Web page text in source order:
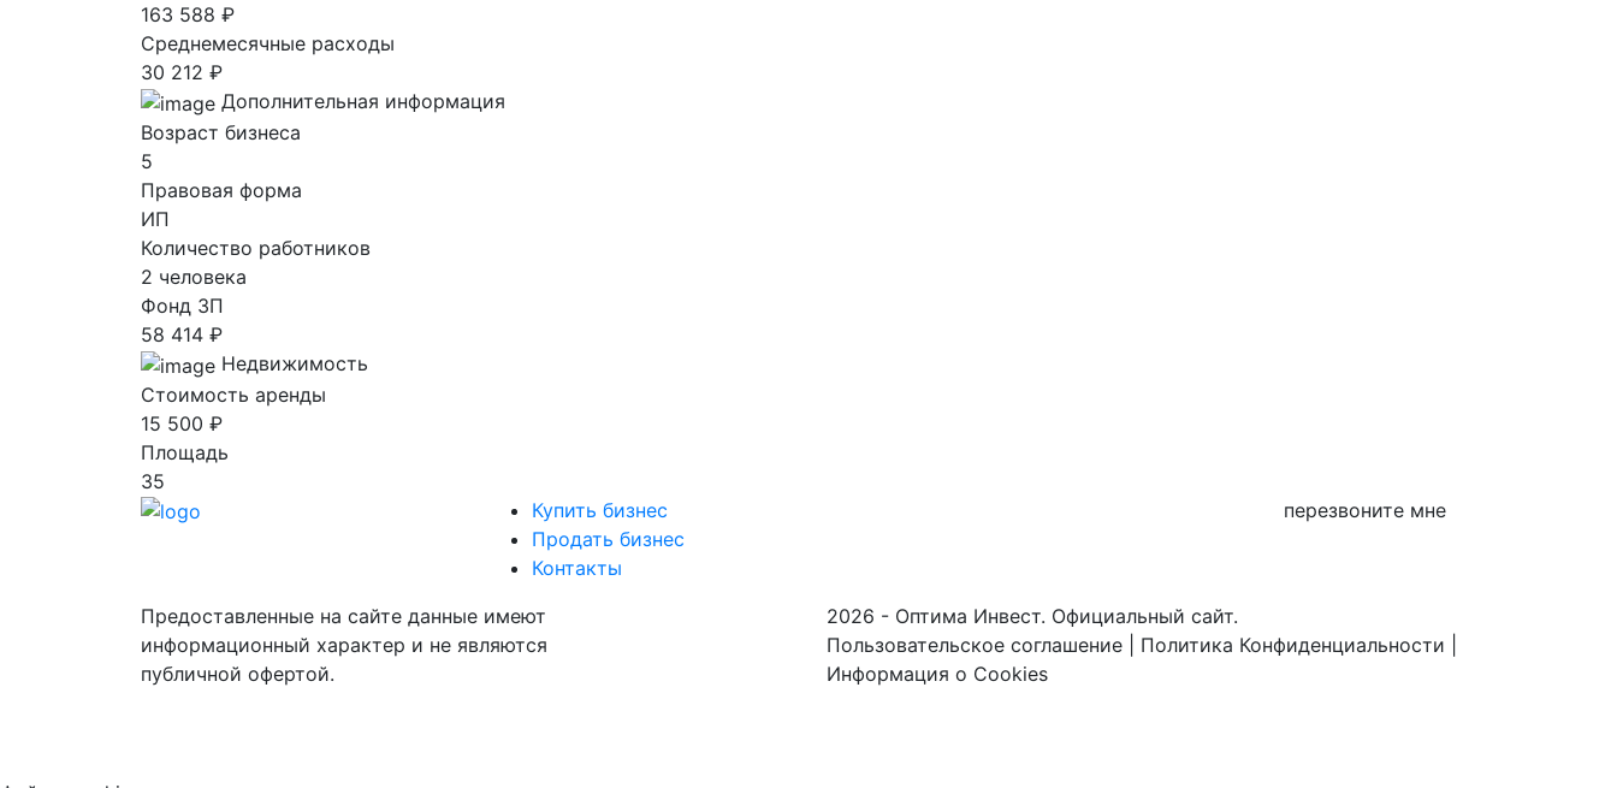
163 588 ₽
Среднемесячные расходы
30 212 ₽
Дополнительная информация
Возраст бизнеса
5
Правовая форма
ИП
Количество работников
2 человека
Фонд ЗП
58 414 ₽
Недвижимость
Стоимость аренды
15 500 ₽
Площадь
35
Купить бизнес
Продать бизнес
Контакты
перезвоните мне
Предоставленные на сайте данные имеют
информационный характер и не являются
публичной офертой.
2026 - Оптима Инвест. Официальный сайт.
Пользовательское соглашение
Политика Конфиденциальности
Информация о Cookies